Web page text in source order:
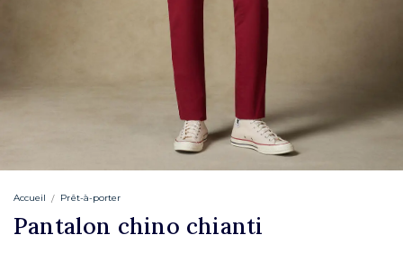
Accueil Prêt-à-porter
Pantalon chino chianti